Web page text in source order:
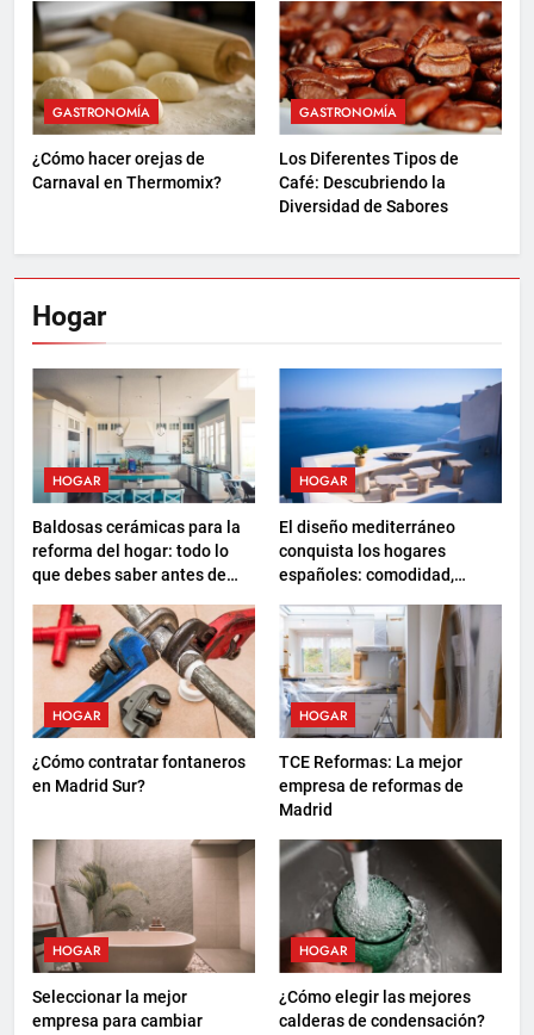
GASTRONOMÍA
¿Cómo hacer orejas de
Carnaval en Thermomix?
GASTRONOMÍA
Los Diferentes Tipos de
Café: Descubriendo la
Diversidad de Sabores
Hogar
HOGAR
Baldosas cerámicas para la
reforma del hogar: todo lo
que debes saber antes de
HOGAR
El diseño mediterráneo
conquista los hogares
españoles: comodidad,
formas de descanso
HOGAR
¿Cómo contratar fontaneros
en Madrid Sur?
HOGAR
TCE Reformas: La mejor
empresa de reformas de
Madrid
HOGAR
Seleccionar la mejor
empresa para cambiar
HOGAR
¿Cómo elegir las mejores
calderas de condensación?